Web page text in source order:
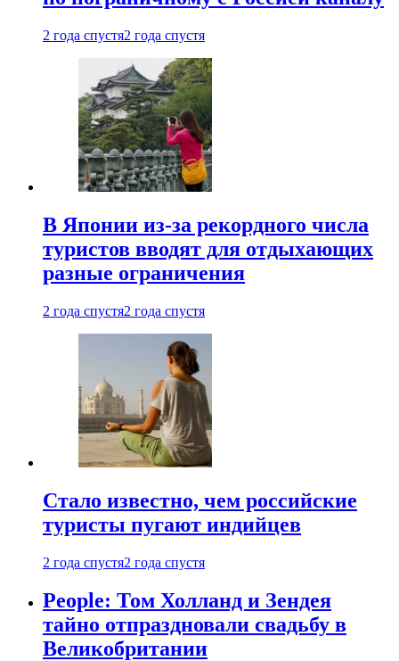
2 года спустя2 года спустя
В Японии из-за рекордного числа
туристов вводят для отдыхающих
разные ограничения
2 года спустя2 года спустя
Стало известно, чем российские
туристы пугают индийцев
2 года спустя2 года спустя
People: Том Холланд и Зендея
тайно отпраздновали свадьбу в
Великобритании